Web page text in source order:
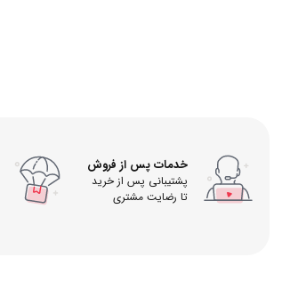
خدمات پس از فروش
پشتیبانی پس از خرید
تا رضایت مشتری